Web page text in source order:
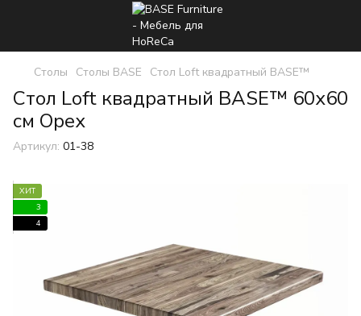
Столы Столы BASE Стол Loft квадратный BASE™
Стол Loft квадратный BASE™ 60х60
см Орех
Артикул: 01-38
ХИТ
3
4